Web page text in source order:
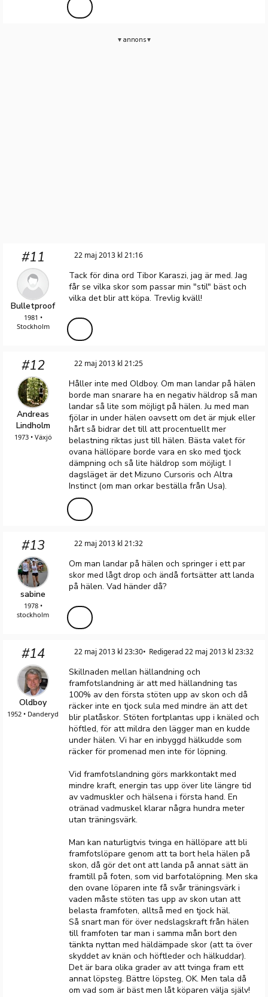
annons
#11
Bulletproof
1981 •
Stockholm
22 maj 2013 kl 21:16
Tack för dina ord Tibor Karaszi, jag är med. Jag
får se vilka skor som passar min "stil" bäst och
vilka det blir att köpa. Trevlig kväll!
#12
Andreas
Lindholm
1973 • Växjö
22 maj 2013 kl 21:25
Håller inte med Oldboy. Om man landar på hälen
borde man snarare ha en negativ häldrop så man
landar så lite som möjligt på hälen. Ju med man
fjölar in under hälen oavsett om det är mjuk eller
hårt så bidrar det till att procentuellt mer
belastning riktas just till hälen. Bästa valet för
ovana hällöpare borde vara en sko med tjock
dämpning och så lite häldrop som möjligt. I
dagsläget är det Mizuno Cursoris och Altra
Instinct (om man orkar beställa från Usa).
#13
sabine
1978 •
stockholm
22 maj 2013 kl 21:32
Om man landar på hälen och springer i ett par
skor med lågt drop och ändå fortsätter att landa
på hälen. Vad händer då?
#14
Oldboy
1952 • Danderyd
22 maj 2013 kl 23:30 Redigerad 22 maj 2013 kl 23:32
Skillnaden mellan hällandning och
framfotslandning är att med hällandning tas
100% av den första stöten upp av skon och då
räcker inte en tjock sula med mindre än att det
blir platåskor. Stöten fortplantas upp i knäled och
höftled, för att mildra den lägger man en kudde
under hälen. Vi har en inbyggd hälkudde som
räcker för promenad men inte för löpning.
Vid framfotslandning görs markkontakt med
mindre kraft, energin tas upp över lite längre tid
av vadmuskler och hälsena i första hand. En
otränad vadmuskel klarar några hundra meter
utan träningsvärk.
Man kan naturligtvis tvinga en hällöpare att bli
framfotslöpare genom att ta bort hela hälen på
skon, då gör det ont att landa på annat sätt än
framtill på foten, som vid barfotalöpning. Men ska
den ovane löparen inte få svår träningsvärk i
vaden måste stöten tas upp av skon utan att
belasta framfoten, alltså med en tjock häl.
Så snart man för över nedslagskraft från hälen
till framfoten tar man i samma mån bort den
tänkta nyttan med häldämpade skor (att ta över
skyddet av knän och höftleder och hälkuddar).
Det är bara olika grader av att tvinga fram ett
annat löpsteg. Bättre löpsteg, OK. Men tala då
om vad som är bäst men låt köparen välja själv!